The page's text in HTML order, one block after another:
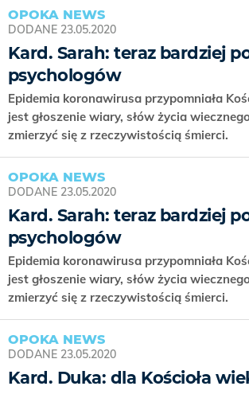
OPOKA NEWS
DODANE 23.05.2020
Kard. Sarah: teraz bardziej
psychologów
Epidemia koronawirusa przypomniała
jest głoszenie wiary, słów życia
zmierzyć się z rzeczywistością śmierci.
OPOKA NEWS
DODANE 23.05.2020
Kard. Sarah: teraz bardziej
psychologów
Epidemia koronawirusa przypomniała
jest głoszenie wiary, słów życia
zmierzyć się z rzeczywistością śmierci.
OPOKA NEWS
DODANE 23.05.2020
Kard. Duka: dla Kościoła